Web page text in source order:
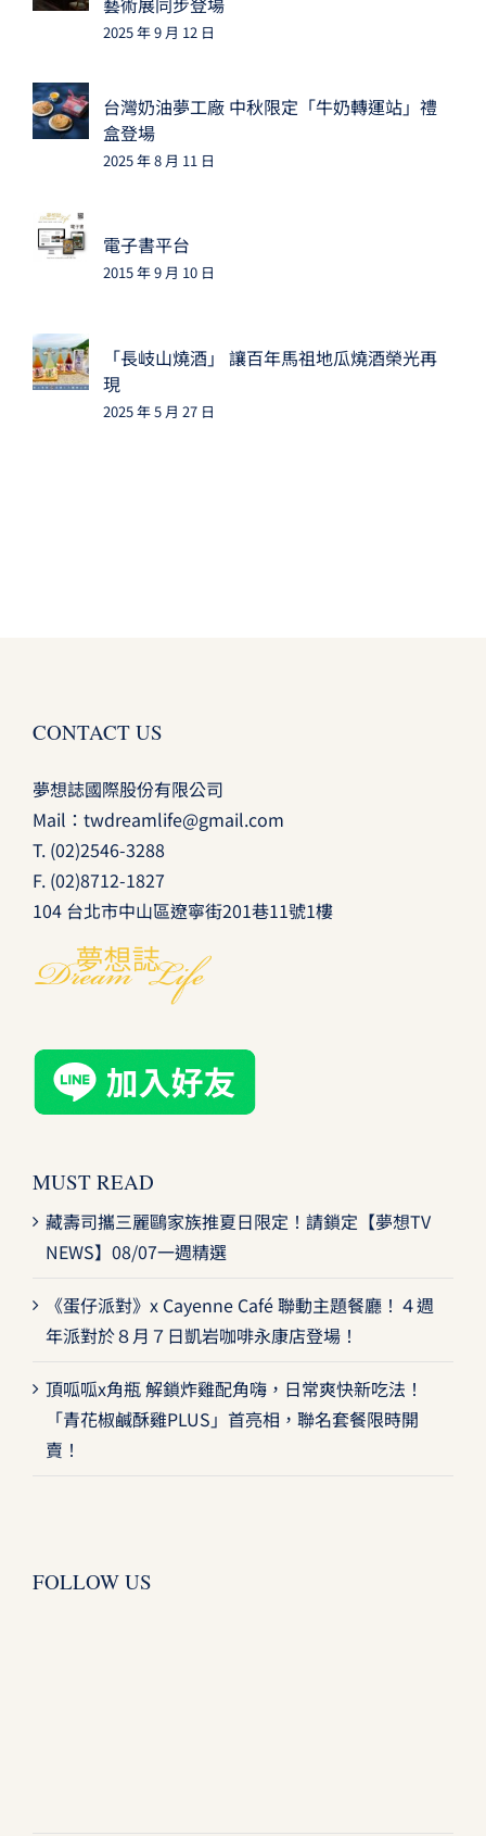
2025 年 9 月 12 日
台灣奶油夢工廠 中秋限定「牛奶轉運站」禮
盒登場
2025 年 8 月 11 日
電子書平台
2015 年 9 月 10 日
「長岐山燒酒」 讓百年馬祖地瓜燒酒榮光再
現
2025 年 5 月 27 日
CONTACT US
夢想誌國際股份有限公司
Mail： twdreamlife@gmail.com
T. (02)2546-3288
F. (02)8712-1827
104 台北市中山區遼寧街201巷11號1樓
MUST READ
藏壽司攜三麗鷗家族推夏日限定！請鎖定【夢想TV
NEWS】08/07一週精選
《蛋仔派對》x Cayenne Café 聯動主題餐廳！４週
年派對於８月７日凱岩咖啡永康店登場！
頂呱呱x角瓶 解鎖炸雞配角嗨，日常爽快新吃法！
「青花椒鹹酥雞PLUS」首亮相，聯名套餐限時開
賣！
FOLLOW US